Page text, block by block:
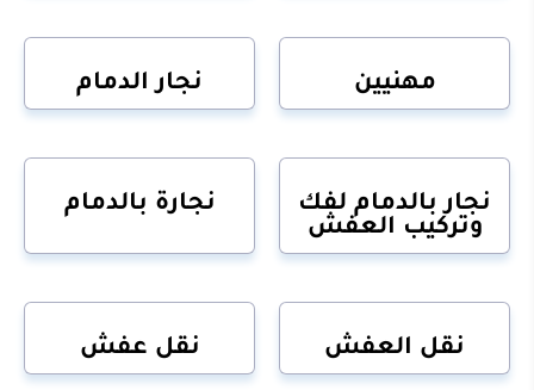
مهنيين نجار الدمام
نجار بالدمام لفك
وتركيب العفش
نجارة بالدمام
نقل العفش نقل عفش